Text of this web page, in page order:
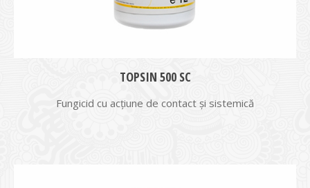
TOPSIN 500 SC
Fungicid cu acțiune de contact și sistemică